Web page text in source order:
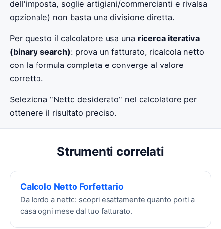
dell'imposta, soglie artigiani/commercianti e rivalsa
opzionale) non basta una divisione diretta.
Per questo il calcolatore usa una ricerca iterativa
(binary search): prova un fatturato, ricalcola netto
con la formula completa e converge al valore
corretto.
Seleziona "Netto desiderato" nel calcolatore per
ottenere il risultato preciso.
Strumenti correlati
Calcolo Netto Forfettario
Da lordo a netto: scopri esattamente quanto porti a
casa ogni mese dal tuo fatturato.